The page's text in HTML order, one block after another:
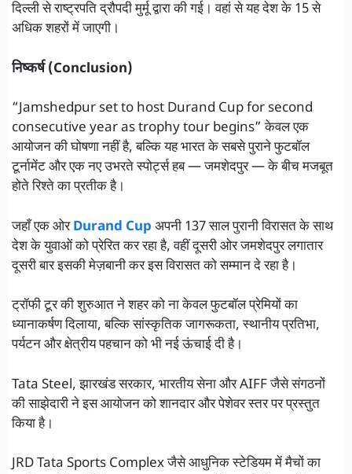
दिल्ली से राष्ट्रपति द्रौपदी मुर्मू द्वारा की गई। वहां से यह देश के 15 से
अधिक शहरों में जाएगी।
निष्कर्ष (Conclusion)
“Jamshedpur set to host Durand Cup for second
consecutive year as trophy tour begins” केवल एक
आयोजन की घोषणा नहीं है, बल्कि यह भारत के सबसे पुराने फुटबॉल
टूर्नामेंट और एक नए उभरते स्पोर्ट्स हब — जमशेदपुर — के बीच मजबूत
होते रिश्ते का प्रतीक है।
जहाँ एक ओरDurand Cup अपनी 137 साल पुरानी विरासत के साथ
देश के युवाओं को प्रेरित कर रहा है, वहीं दूसरी ओर जमशेदपुर लगातार
दूसरी बार इसकी मेज़बानी कर इस विरासत को सम्मान दे रहा है।
ट्रॉफी टूर की शुरुआत ने शहर को ना केवल फुटबॉल प्रेमियों का
ध्यानाकर्षण दिलाया, बल्कि सांस्कृतिक जागरूकता, स्थानीय प्रतिभा,
पर्यटन और क्षेत्रीय पहचान को भी नई ऊंचाई दी है।
Tata Steel, झारखंड सरकार, भारतीय सेना और AIFF जैसे संगठनों
की साझेदारी ने इस आयोजन को शानदार और पेशेवर स्तर पर प्रस्तुत
किया है।
JRD Tata Sports Complex जैसे आधुनिक स्टेडियम में मैचों का